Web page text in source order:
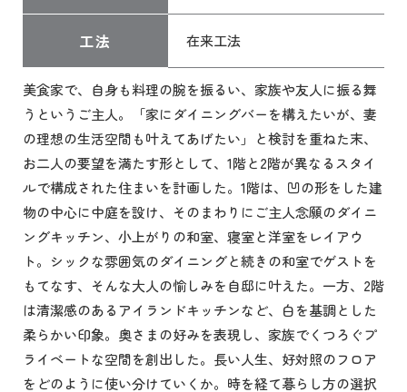
工法 在来工法
美食家で、自身も料理の腕を振るい、家族や友人に振る舞
うというご主人。「家にダイニングバーを構えたいが、妻
の理想の生活空間も叶えてあげたい」と検討を重ねた末、
お二人の要望を満たす形として、1階と2階が異なるスタイ
ルで構成された住まいを計画した。1階は、凹の形をした建
物の中心に中庭を設け、そのまわりにご主人念願のダイニ
ングキッチン、小上がりの和室、寝室と洋室をレイアウ
ト。シックな雰囲気のダイニングと続きの和室でゲストを
もてなす、そんな大人の愉しみを自邸に叶えた。一方、2階
は清潔感のあるアイランドキッチンなど、白を基調とした
柔らかい印象。奥さまの好みを表現し、家族でくつろぐプ
ライベートな空間を創出した。長い人生、好対照のフロア
をどのように使い分けていくか。時を経て暮らし方の選択